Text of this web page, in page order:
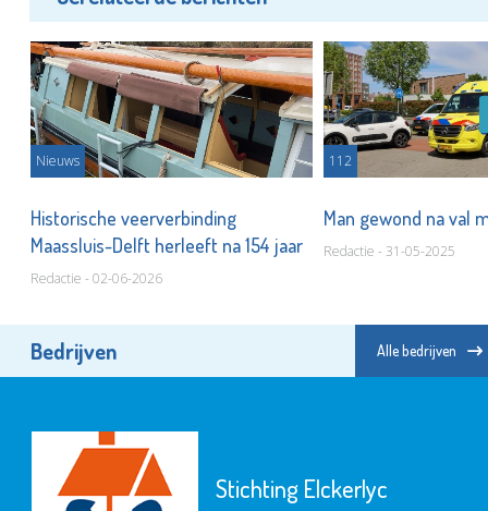
Nieuws
Historische veerverbinding
Maassluis-Delft herleeft na 154 jaar
Redactie - 02-06-2026
112
Man gewond na val
Redactie - 31-05-2025
Bedrijven Alle bedrijven
Stichting Elckerlyc